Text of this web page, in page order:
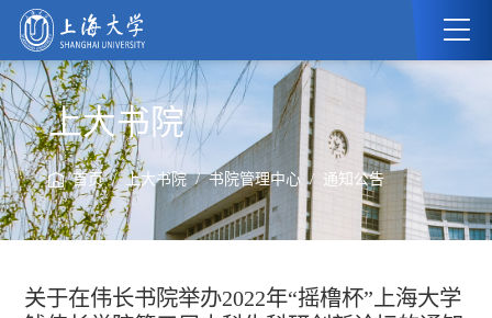
上大书院
首页/ 上大书院/书院管理中心 / 通知公告
关于在伟长书院举办2022年“摇橹杯”上海大学